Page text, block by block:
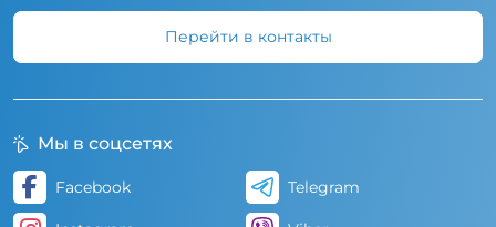
Перейти в контакты
Мы в соцсетях
Facebook Telegram